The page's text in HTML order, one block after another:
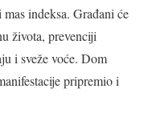
indeksa. Građani će
života, prevenciji
i sveže voće. Dom
pripremio i